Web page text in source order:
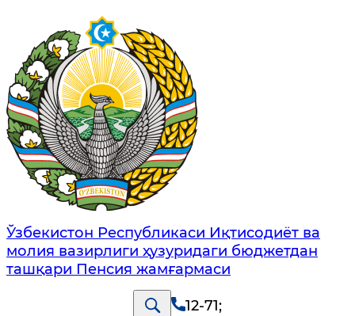
Ўзбекистон Республикаси Иқтисодиёт ва
молия вазирлиги ҳузуридаги бюджетдан
ташқари Пенсия жамғармаси
12-71;